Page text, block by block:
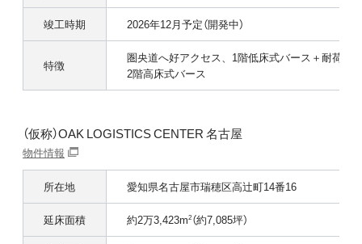
竣工時期 2026年12月予定（開発中）
特徴
圏央道へ好アクセス、1階低床式バース＋耐荷重
2階高床式バース
（仮称）OAK LOGISTICS CENTER 名古屋
物件情報
所在地 愛知県名古屋市瑞穂区高辻町14番16
延床面積 約2万3,423m2（約7,085坪）